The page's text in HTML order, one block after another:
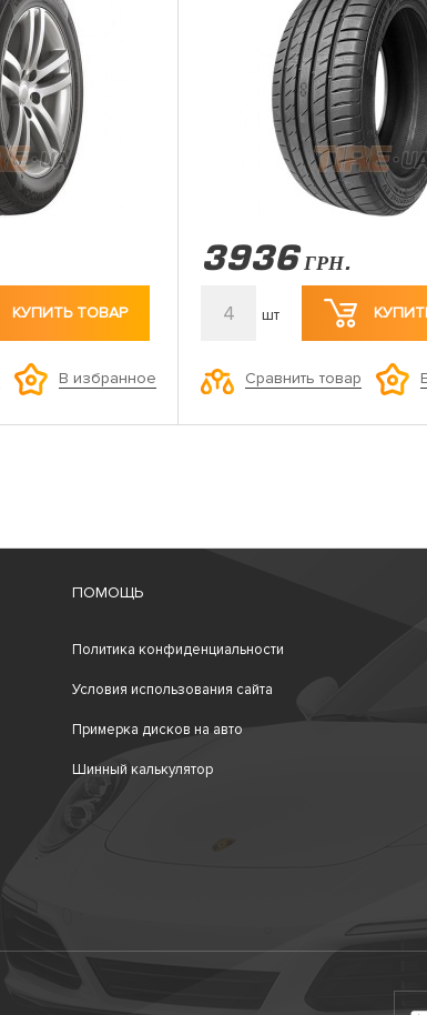
КУПИТЬ ТОВАР
В избранное
3936 ГРН.
4 шт
Сравнить товар
ПОМОЩЬ
Политика конфиденциальности
Условия использования сайта
Примерка дисков на авто
Шинный калькулятор